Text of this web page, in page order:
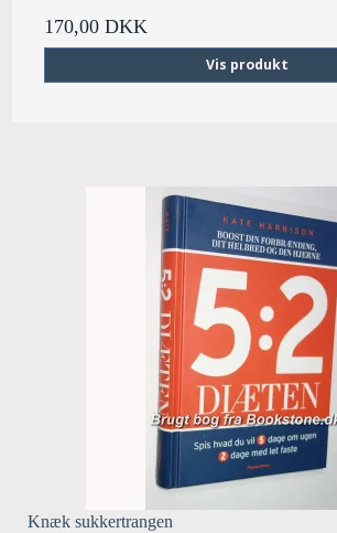
170,00 DKK
Vis produkt
Knæk sukkertrangen